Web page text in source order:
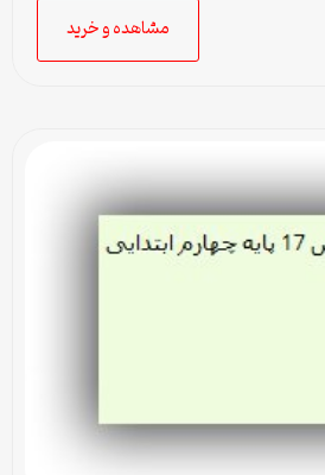
مشاهده و خرید